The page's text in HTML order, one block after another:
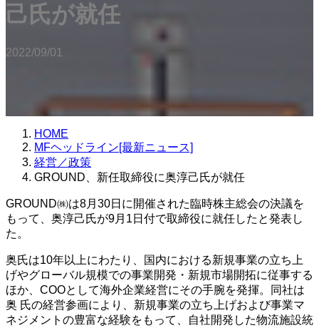
己氏が就任
2022/09/01
HOME
MFヘッドライン[最新ニュース]
経営／政策
GROUND、新任取締役に奥淳己氏が就任
GROUND㈱は8月30日に開催された臨時株主総会の決議を
もって、奥淳己氏が9月1日付で取締役に就任したと発表し
た。
奥氏は10年以上にわたり、国内における新規事業の立ち上
げやグローバル規模での事業開発・新規市場開拓に従事する
ほか、COOとして海外企業経営にその手腕を発揮。同社は
奥 氏の経営参画により、新規事業の立ち上げおよび事業マ
ネジメントの豊富な経験をもって、自社開発した物流施設統